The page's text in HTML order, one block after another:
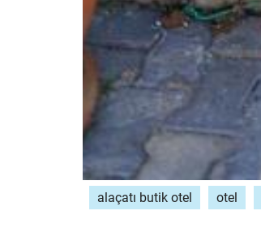
alaçatı butik otel otel